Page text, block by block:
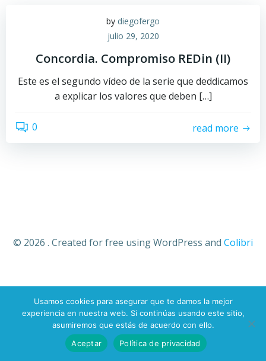
by diegofergo
julio 29, 2020
Concordia. Compromiso REDin (II)
Este es el segundo vídeo de la serie que deddicamos
a explicar los valores que deben […]
0 read more
© 2026 . Created for free using WordPress and Colibri
Usamos cookies para asegurar que te damos la mejor
experiencia en nuestra web. Si continúas usando este sitio,
asumiremos que estás de acuerdo con ello.
Aceptar
Política de privacidad